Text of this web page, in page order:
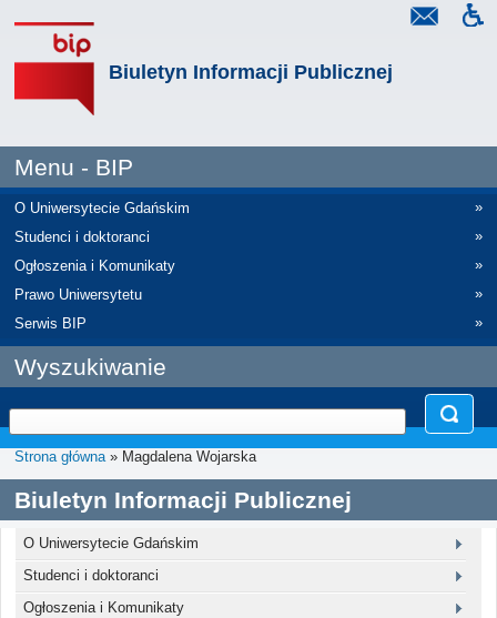
Biuletyn Informacji Publicznej
Menu - BIP
O Uniwersytecie Gdańskim
»
Studenci i doktoranci
»
Ogłoszenia i Komunikaty
»
Prawo Uniwersytetu
»
Serwis BIP
»
Wyszukiwanie
Strona główna» Magdalena Wojarska
Biuletyn Informacji Publicznej
O Uniwersytecie Gdańskim
Studenci i doktoranci
Ogłoszenia i Komunikaty